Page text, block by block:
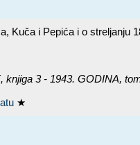
Kuča i Pepića i o streljanju
knjiga 3 - 1943. GODINA,
★